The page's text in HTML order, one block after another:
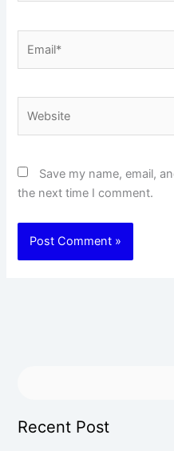
Save my name, email,
the next time I comment.
Recent Post